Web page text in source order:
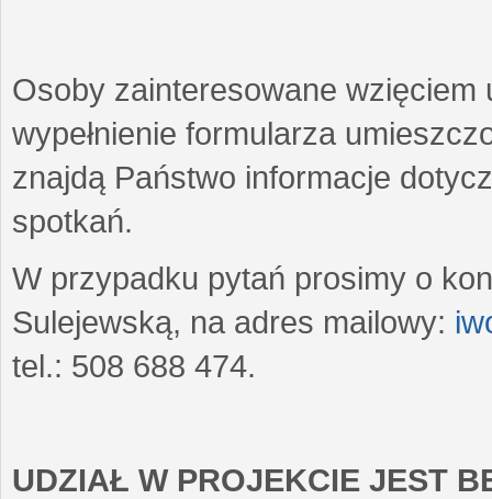
Osoby zainteresowane wzięciem
wypełnienie formularza
znajdą Państwo informacje
spotkań.
W przypadku pytań prosimy o
Sulejewską, na adres mailowy:
tel.: 508 688 474.
UDZIAŁ W PROJEKCIE JEST